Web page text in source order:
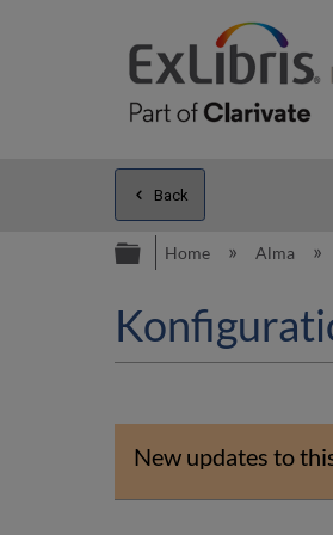
Back
Expand/
Home Alma
New updates to